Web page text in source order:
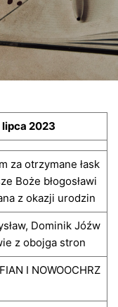
lipca 2023
za otrzymane łask
Boże błogosławi
z okazji urodzin
Dominik Jóźw
z obojga stron
I NOWOOCHRZ